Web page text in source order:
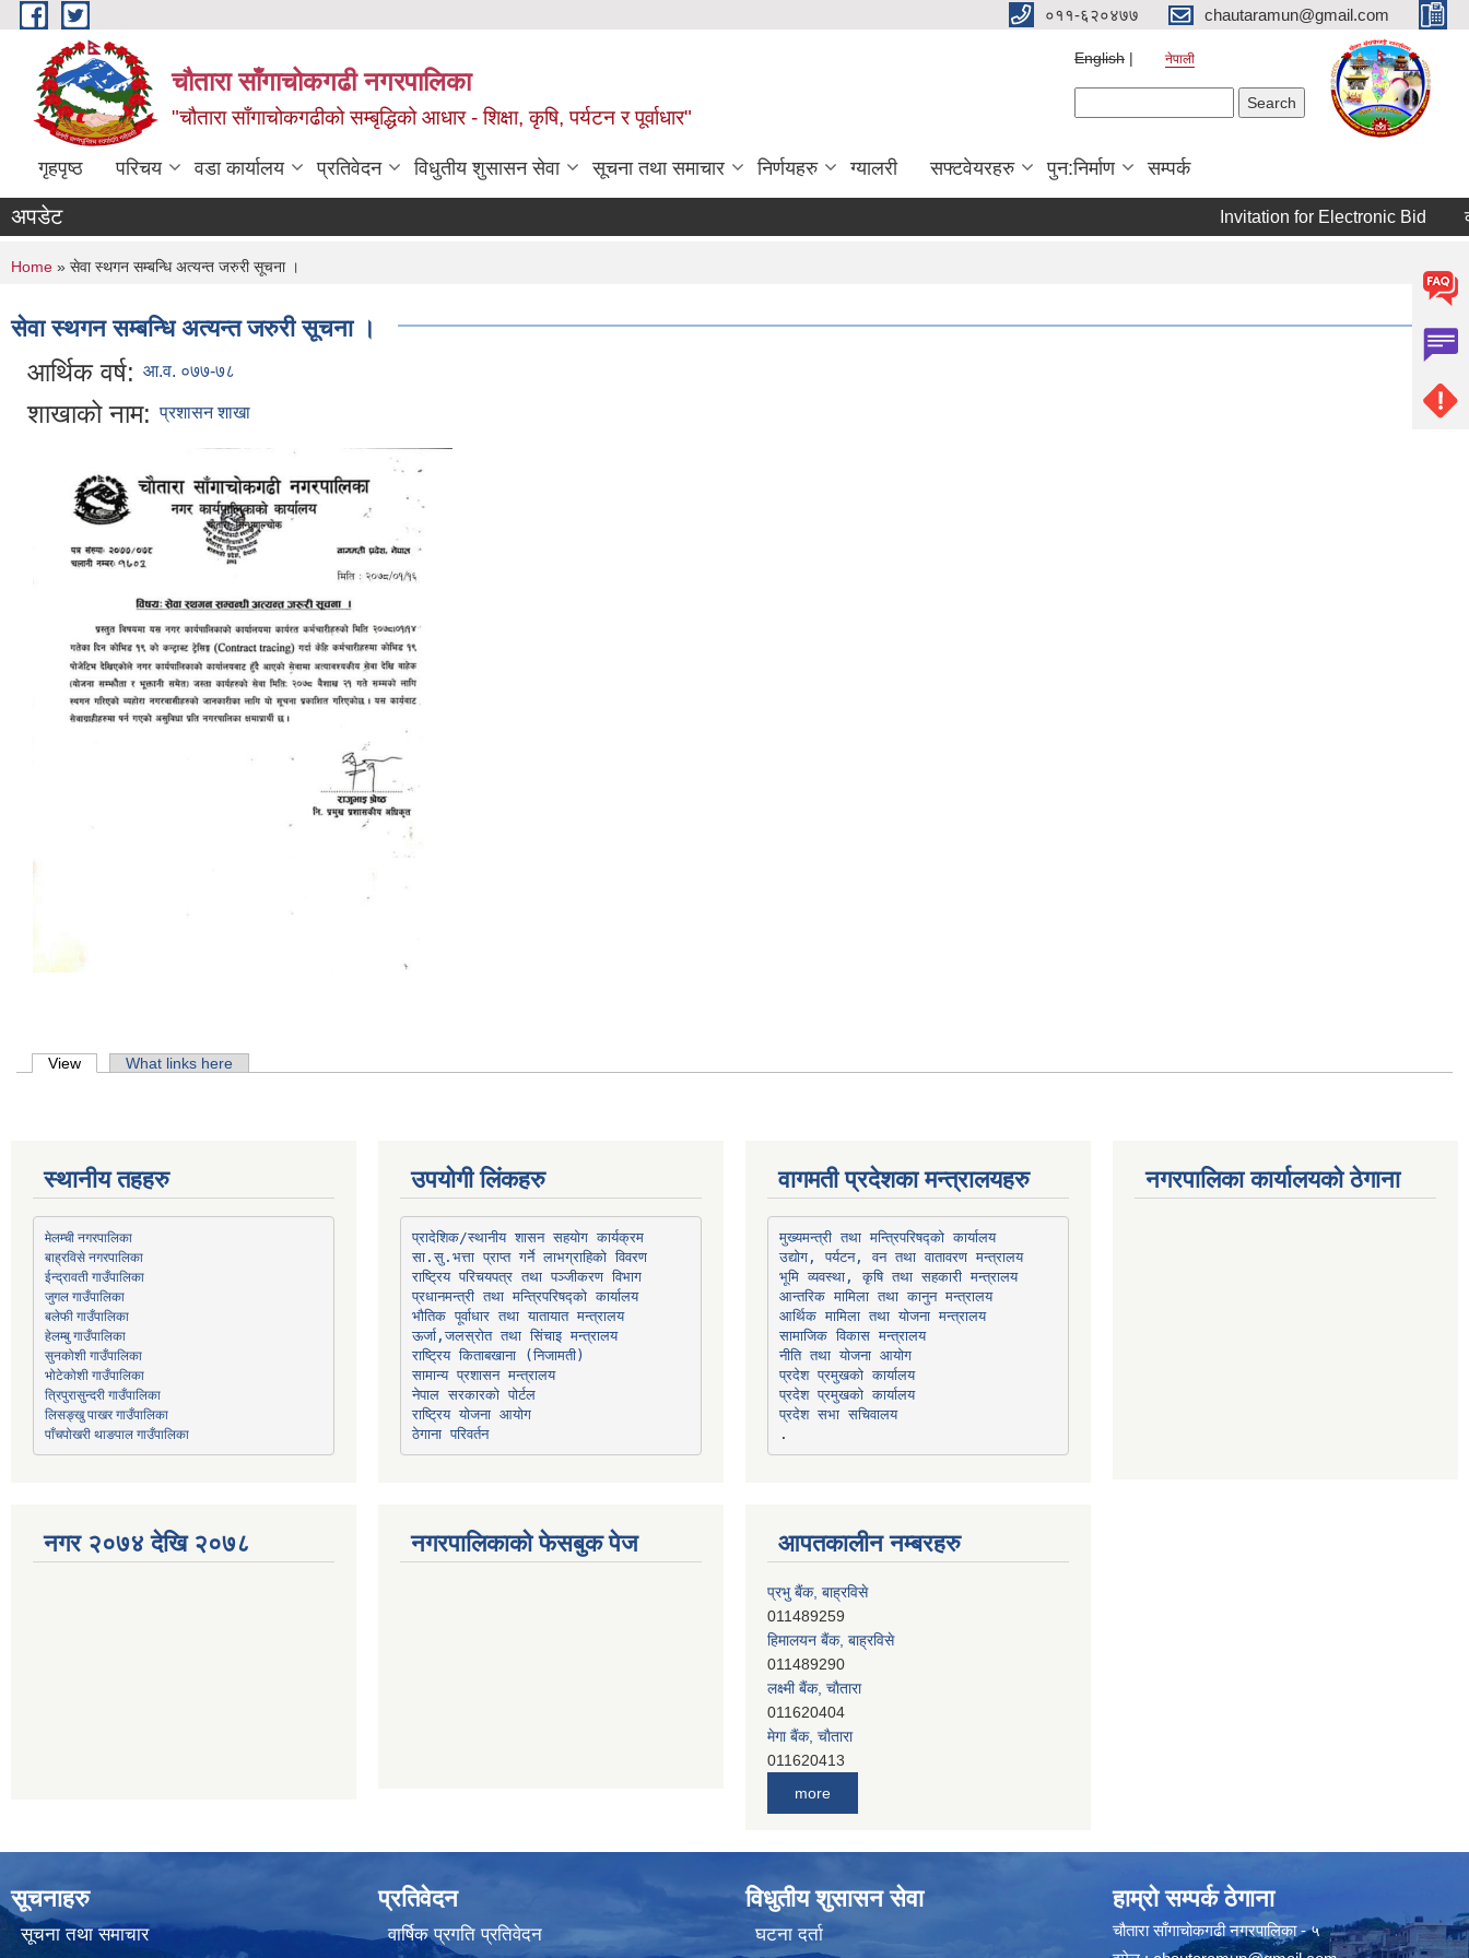
Skip to main content ०११-६२०४७७ chautaramun@gmail.com
चौतारा साँगाचोकगढी नगरपालिका
"चौतारा साँगाचोकगढीको सम्बृद्धिको आधार - शिक्षा, कृषि, पर्यटन र पूर्वाधार"
English नेपाली
गृहपृष्ठ परिचय वडा कार्यालय प्रतिवेदन विधुतीय शुसासन सेवा सूचना तथा समाचार निर्णयहरु ग्यालरी सफ्टवेयरहरु पुन:निर्माण सम्पर्क
अपडेट Invitation for Electronic Bid
You are here
Home » सेवा स्थगन सम्बन्धि अत्यन्त जरुरी सूचना ।
सेवा स्थगन सम्बन्धि अत्यन्त जरुरी सूचना ।
आर्थिक वर्ष: आ.व. ०७७-७८
शाखाको नाम: प्रशासन शाखा
Primary tabs
View (active tab)What links here
स्थानीय तहहरु
मेलम्ची नगरपालिका
बाह्रविसे नगरपालिका
ईन्द्रावती गाउँपालिका
जुगल गाउँपालिका
बलेफी गाउँपालिका
हेलम्बु गाउँपालिका
सुनकोशी गाउँपालिका
भोटेकोशी गाउँपालिका
त्रिपुरासुन्दरी गाउँपालिका
लिसङ्खु पाखर गाउँपालिका
पाँचपोखरी थाङपाल गाउँपालिका
नगर २०७४ देखि २०७८
उपयोगी लिंकहरु
प्रादेशिक/स्थानीय शासन सहयोग कार्यक्रम
सा.सु.भत्ता प्राप्त गर्ने लाभग्राहिको विवरण
राष्ट्रिय परिचयपत्र तथा पञ्‍जीकरण विभाग
प्रधानमन्त्री तथा मन्त्रिपरिषद्को कार्यालय
भौतिक पूर्वाधार तथा यातायात मन्त्रालय
ऊर्जा,जलस्रोत तथा सिंचाइ मन्त्रालय
सामान्य प्रशासन मन्त्रालय
नेपाल सरकारको पोर्टल
राष्ट्रिय योजना आयोग
ठेगाना परिवर्तन
नगरपालिकाको फेसबुक पेज
वागमती प्रदेशका मन्त्रालयहरु
मुख्यमन्त्री तथा मन्त्रिपरिषद्को कार्यालय
उद्योग, पर्यटन, वन तथा वातावरण मन्त्रालय
भूमि व्यवस्था, कृषि तथा सहकारी मन्त्रालय
आन्तरिक मामिला तथा कानुन मन्त्रालय
आर्थिक मामिला तथा योजना मन्त्रालय
सामाजिक विकास मन्त्रालय
नीति तथा योजना आयोग
प्रदेश प्रमुखको कार्यालय
प्रदेश प्रमुखको कार्यालय
प्रदेश सभा सचिवालय
आपतकालीन नम्बरहरु
प्रभु बैंक, बाह्रविसे
011489259
हिमालयन बैंक, बाह्रविसे
011489290
लक्ष्मी बैंक, चाैतारा
011620404
मेगा बैंक, चाैतारा
011620413
011401005
011403051
सिभिल बैंक, मेलम्ची
011401055
more
नगरपालिका कार्यालयको ठेगाना
सूचनाहरु
सूचना तथा समाचार
प्रतिवेदन
वार्षिक प्रगति प्रतिवेदन
विधुतीय शुसासन सेवा
घटना दर्ता
हाम्रो सम्पर्क ठेगाना
चौतारा साँगाचोकगढी नगरपालिका - ५